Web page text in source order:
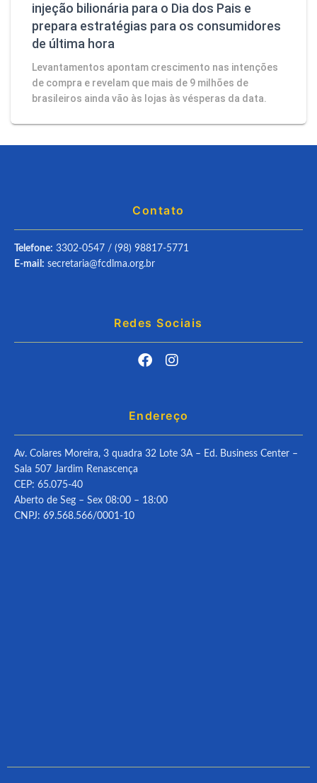
injeção bilionária para o Dia dos Pais e
prepara estratégias para os consumidores
de última hora
Levantamentos apontam crescimento nas intenções
de compra e revelam que mais de 9 milhões de
brasileiros ainda vão às lojas às vésperas da data.
Contato
Telefone: 3302-0547 / (98) 98817-5771
E-mail: secretaria@fcdlma.org.br
Redes Sociais
Endereço
Av. Colares Moreira, 3 quadra 32 Lote 3A – Ed. Business Center –
Sala 507 Jardim Renascença
CEP: 65.075-40
Aberto de Seg – Sex 08:00 – 18:00
CNPJ: 69.568.566/0001-10